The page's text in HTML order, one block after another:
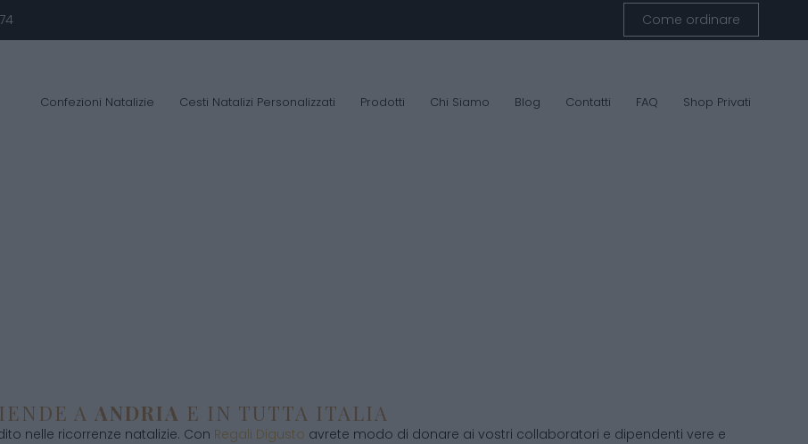
Come ordinare
Confezioni Natalizie Cesti Natalizi Personalizzati Prodotti Chi Siamo Blog Contatti FAQ Shop Privati
A ANDRIA E IN TUTTA ITALIA
nelle ricorrenze natalizie. Con Regali Digusto avrete modo di donare ai vostri collaboratori e dipendenti vere e